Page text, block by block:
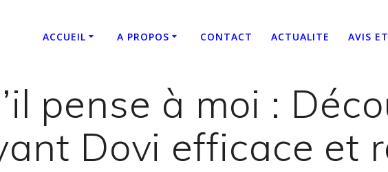
ACCUEIL A PROPOS CONTACT ACTUALITE AVIS
pense à moi :
Dovi efficace et